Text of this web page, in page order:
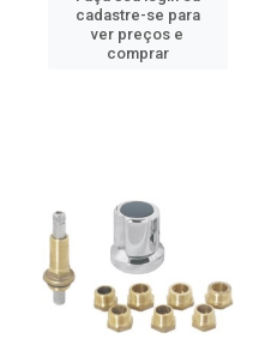
cadastre-se para
ver preços e
comprar